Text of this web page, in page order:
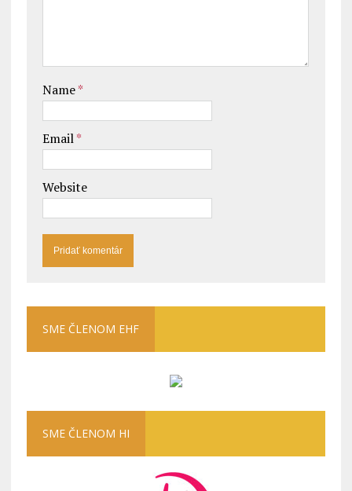
Name*
Email*
Website
SME ČLENOM EHF
SME ČLENOM HI